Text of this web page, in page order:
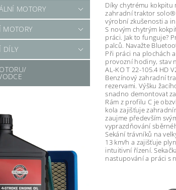
MOTORY
MOTORY
DÍLY
Díky chytrému kokpitu
zahradní traktor solo®
výrobní zkušenosti a
S novým chytrým
práci. Jak to funguje?
palců. Navažte
Při práci na plochách
provozní hodiny, stav
AL-KO T 22-105.4 HD
Benzínový zahradní
rezervami. Výšku
snadno demontovat
Rám z profilu C je
kola zajišťuje
zaujme především
vyprazdňování
Sekání trávníků na
13 km/h a zajišťuje
intuitivní řízení.
nastupování a práci s